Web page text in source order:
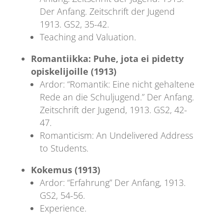
Der Anfang. Zeitschrift der Jugend
1913. GS2, 35-42.
Teaching and Valuation.
Romantiikka: Puhe, jota ei pidetty
opiskelijoille (1913)
Ardor: “Romantik: Eine nicht gehaltene
Rede an die Schuljugend.” Der Anfang.
Zeitschrift der Jugend, 1913. GS2, 42-
47.
Romanticism: An Undelivered Address
to Students.
Kokemus (1913)
Ardor: “Erfahrung” Der Anfang, 1913.
GS2, 54-56.
Experience.